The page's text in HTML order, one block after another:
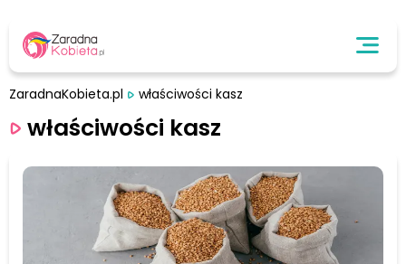
ZaradnaKobieta.pl właściwości kasz
właściwości kasz